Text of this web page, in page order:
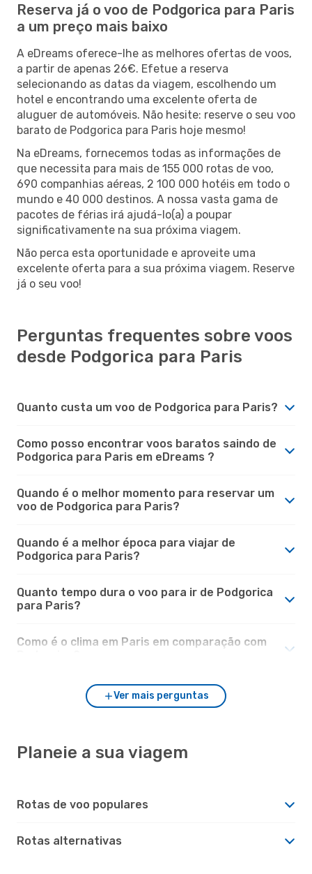
Reserva já o voo de Podgorica para Paris
a um preço mais baixo
A eDreams oferece-lhe as melhores ofertas de voos,
a partir de apenas 26€. Efetue a reserva
selecionando as datas da viagem, escolhendo um
hotel e encontrando uma excelente oferta de
aluguer de automóveis. Não hesite: reserve o seu voo
barato de Podgorica para Paris hoje mesmo!
Na eDreams, fornecemos todas as informações de
que necessita para mais de 155 000 rotas de voo,
690 companhias aéreas, 2 100 000 hotéis em todo o
mundo e 40 000 destinos. A nossa vasta gama de
pacotes de férias irá ajudá-lo(a) a poupar
significativamente na sua próxima viagem.
Não perca esta oportunidade e aproveite uma
excelente oferta para a sua próxima viagem. Reserve
já o seu voo!
Perguntas frequentes sobre voos
desde Podgorica para Paris
Quanto custa um voo de Podgorica para Paris?
Como posso encontrar voos baratos saindo de
Podgorica para Paris em eDreams ?
Quando é o melhor momento para reservar um
voo de Podgorica para Paris?
Quando é a melhor época para viajar de
Podgorica para Paris?
Quanto tempo dura o voo para ir de Podgorica
para Paris?
Como é o clima em Paris em comparação com
Ver mais perguntas
Planeie a sua viagem
Rotas de voo populares
Rotas alternativas